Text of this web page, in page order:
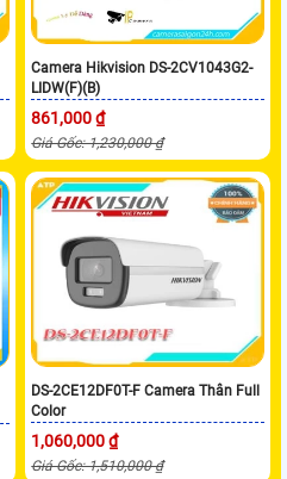
Camera Hikvision DS-2CV1043G2-
LIDW(F)(B)
861,000 ₫
Giá Gốc: 1,230,000 ₫
DS-2CE12DF0T-F Camera Thân Full
Color
1,060,000 ₫
Giá Gốc: 1,510,000 ₫